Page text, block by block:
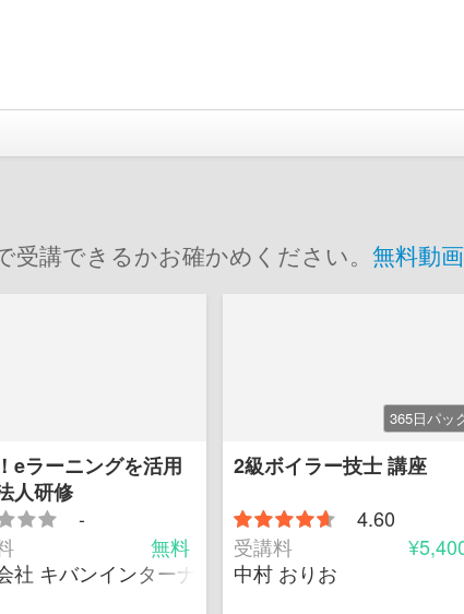
講できるかお確かめください。 無料動
eラーニングを活用
人研修
-
無料
社 キバンインターナショナル
365日パッ
2級ボイラー技士 講座
4.60
受講料
中村 おりお